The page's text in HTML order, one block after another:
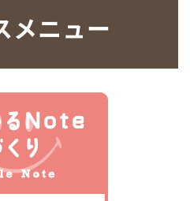
メニュー